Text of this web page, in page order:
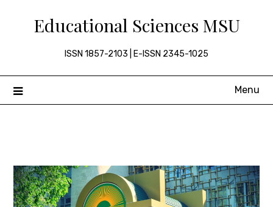
Educational Sciences MSU
ISSN 1857-2103 | E-ISSN 2345-1025
Menu